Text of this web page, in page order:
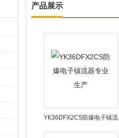
产品展示
YK36DFX2CS防爆电子镇流
器专业生产